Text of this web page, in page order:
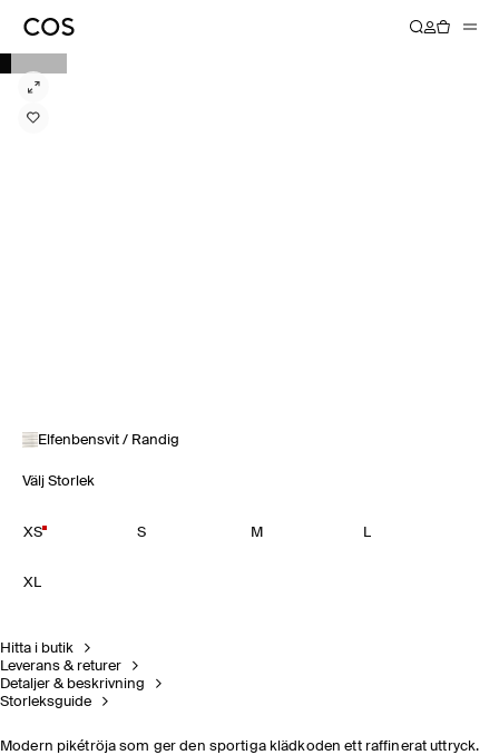
Elfenbensvit / Randig
Välj Storlek
XS S M L
XL
Hitta i butik
Leverans & returer
Detaljer & beskrivning
Storleksguide
Modern pikétröja som ger den sportiga klädkoden ett raffinerat uttryck.